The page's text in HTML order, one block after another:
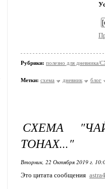
Рубрики: полезно для
Метки: схема дневник блог
СХЕМА
ТОНАХ..."
Вторник, 22 Октября 2019 г.
Это цитата сообщения astra4